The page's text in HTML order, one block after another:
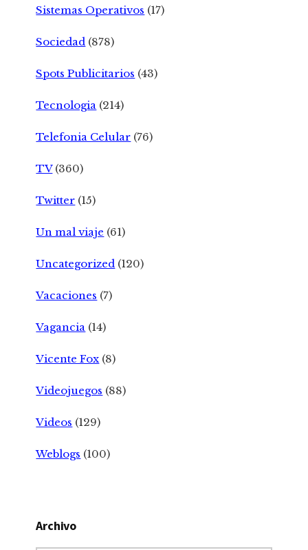
Sistemas Operativos (17)
Sociedad (878)
Spots Publicitarios (43)
Tecnologia (214)
Telefonia Celular (76)
TV(360)
Twitter (15)
Un mal viaje (61)
Uncategorized (120)
Vacaciones (7)
Vagancia (14)
Vicente Fox (8)
Videojuegos (88)
Videos (129)
Weblogs (100)
Archivo